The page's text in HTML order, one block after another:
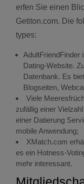
erfen Sie einen
Getiton.com. Die
types:
AdultFriendFinder
Dating-Website.
Datenbank. Es
Blogseiten,
Viele
zufällig einer
einer Datierung
mobile Anwendung;
XMatch.com
es ein Hotness-
mehr interessant.